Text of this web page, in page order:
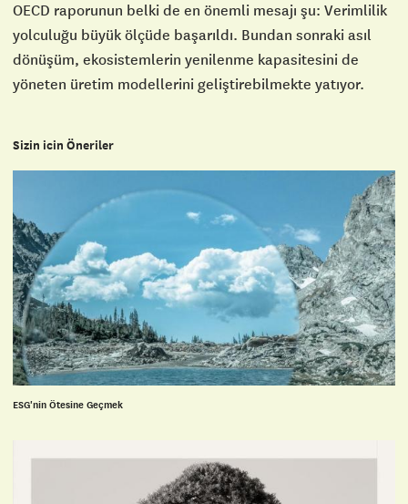
OECD raporunun belki de en önemli mesajı şu: Verimlilik
yolculuğu büyük ölçüde başarıldı. Bundan sonraki asıl
dönüşüm, ekosistemlerin yenilenme kapasitesini de
yöneten üretim modellerini geliştirebilmekte yatıyor.
Sizin icin Öneriler
ESG'nin Ötesine Geçmek